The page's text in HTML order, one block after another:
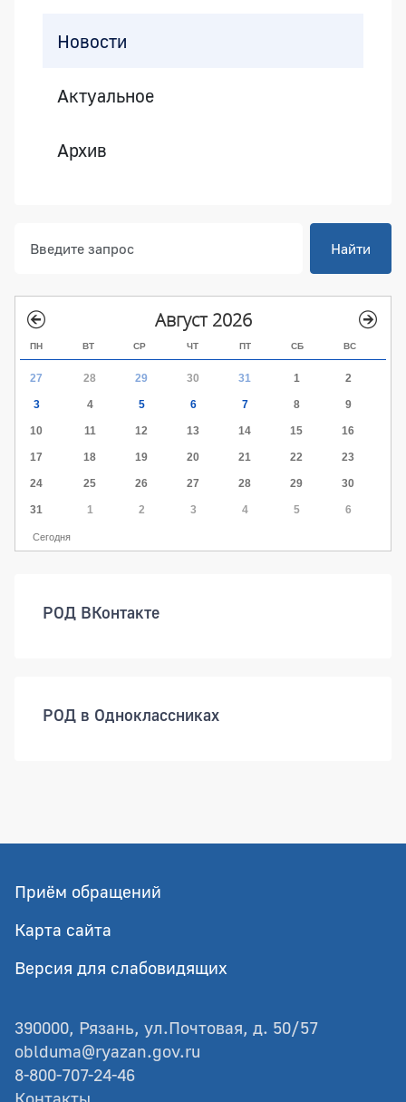
Новости
Актуальное
Архив
Найти
Август 2026
ПН ВТ СР ЧТ ПТ СБ ВС
27 28 29 30 31 1 2
3 4 5 6 7 8 9
10 11 12 13 14 15 16
17 18 19 20 21 22 23
24 25 26 27 28 29 30
31 1 2 3 4 5 6
Сегодня
РОД ВКонтакте
РОД в Одноклассниках
Приём обращений
Карта сайта
Версия для слабовидящих
390000, Рязань, ул.Почтовая, д. 50/57
oblduma@ryazan.gov.ru
8-800-707-24-46